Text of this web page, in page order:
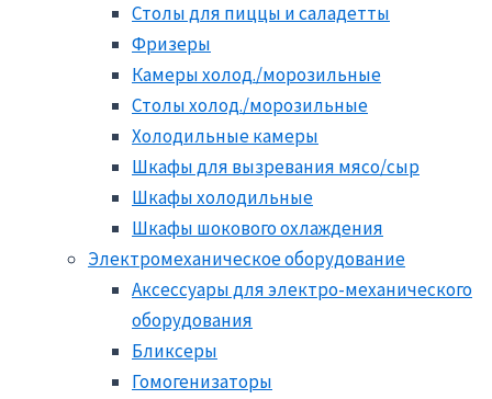
Столы для пиццы и саладетты
Фризеры
Камеры холод./морозильные
Столы холод./морозильные
Холодильные камеры
Шкафы для вызревания мясо/сыр
Шкафы холодильные
Шкафы шокового охлаждения
Электромеханическое оборудование
Аксессуары для электро-механического
оборудования
Бликсеры
Гомогенизаторы